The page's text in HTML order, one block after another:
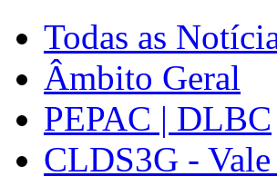
Todas as
Âmbito Geral
PEPAC | DLBC
CLDS3G -